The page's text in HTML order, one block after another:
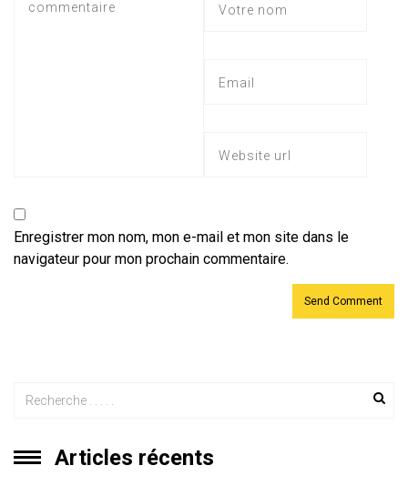
Enregistrer mon nom, mon e-mail et mon site dans le
navigateur pour mon prochain commentaire.
Articles récents